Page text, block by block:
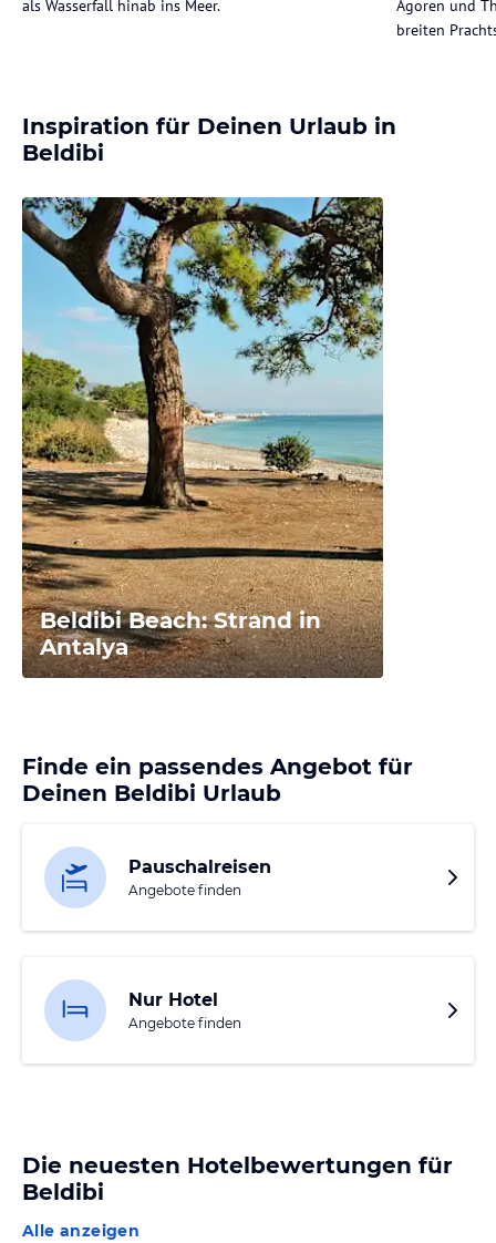
als Wasserfall hinab ins Meer.
Agoren und
breiten
Inspiration für Deinen Urlaub in
Beldibi
Beldibi Beach: Strand in
Antalya
Finde ein passendes Angebot für
Deinen Beldibi Urlaub
Pauschalreisen
Angebote finden
Nur Hotel
Angebote finden
Die neuesten Hotelbewertungen für
Beldibi
Alle anzeigen